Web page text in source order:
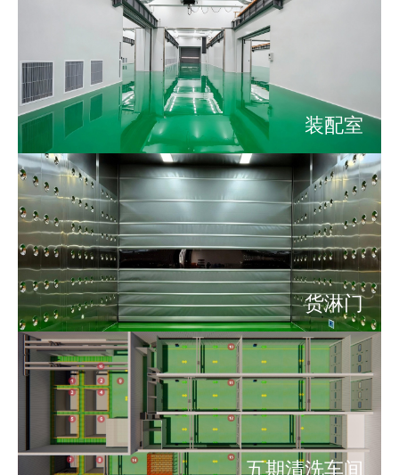
装配室
货淋门
五期清洗车间